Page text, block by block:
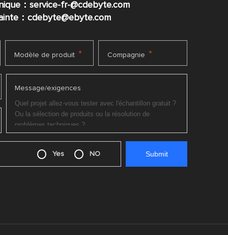
：service-fr-@cdebyte.com
：cdebyte@ebyte.com
Modèle de produit * Compagnie *
Message/exigences
Yes NO